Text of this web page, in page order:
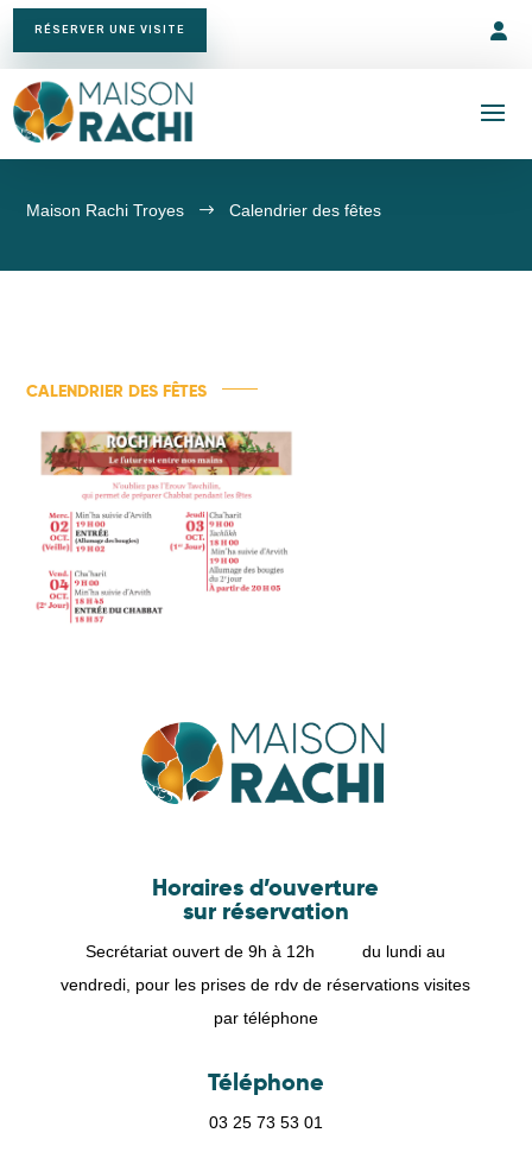
RÉSERVER UNE VISITE
Maison Rachi Troyes $ Calendrier des fêtes
CALENDRIER DES FÊTES
Horaires d’ouverture
sur réservation
Secrétariat ouvert de 9h à 12h du lundi au
vendredi, pour les prises de rdv de réservations visites
par téléphone
Téléphone
03 25 73 53 01